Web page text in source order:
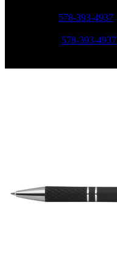
578-393-4937
578-393-4937